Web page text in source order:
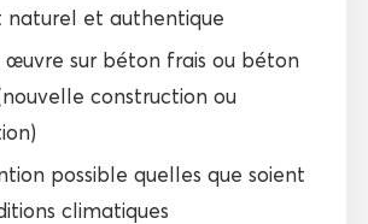
naturel et authentique
œuvre sur béton frais ou béton
construction ou
possible quelles que soient
climatiques